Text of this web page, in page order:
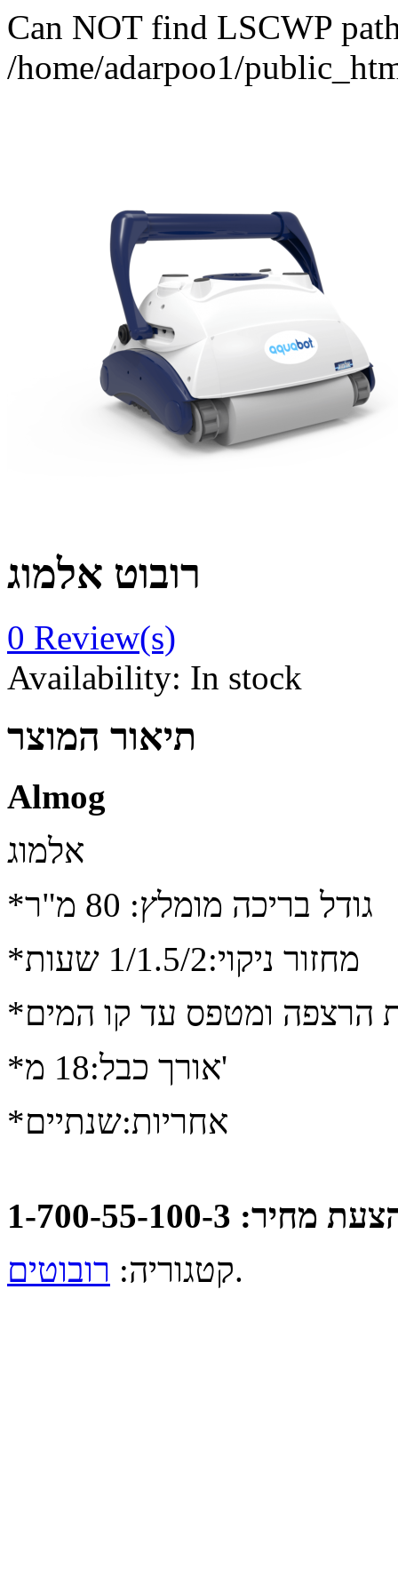
Can NOT find LSCWP
/home/adarpoo1/
רובוט אלמוג
0 Review(s)
Availability: In stock
תיאור המוצר
Almog
אלמוג
*גודל בריכה מומלץ: 80 מ"ר
*מחזור ניקוי:1/1.5/2 שעות
הרצפה ומטפס עד קו המים
*אורך כבל:18 מ'
*אחריות:שנתיים
1-700-55-100-3
קטגוריה: רובוטים .